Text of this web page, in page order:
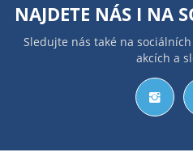
NAJDETE NÁS I NA
Sledujte nás také na
akcích a